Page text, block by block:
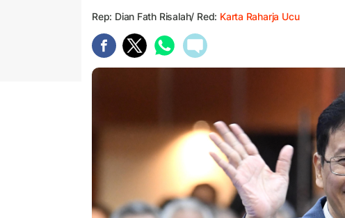
Rep: Dian Fath Risalah/ Red: Karta Raharja Ucu